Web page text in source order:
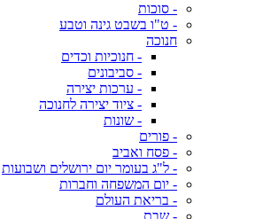
- סוכות
- ט"ו בשבט גינה וטבע
חנוכה
- חנוכיות וכדים
- סביבונים
- ערכות יצירה
- ציוד יצירה לחנוכה
- שונות
- פורים
- פסח ואביב
- ל"ג בעומר יום ירושלים ושבועות
- יום המשפחה וחברות
- בריאת העולם
- שבת